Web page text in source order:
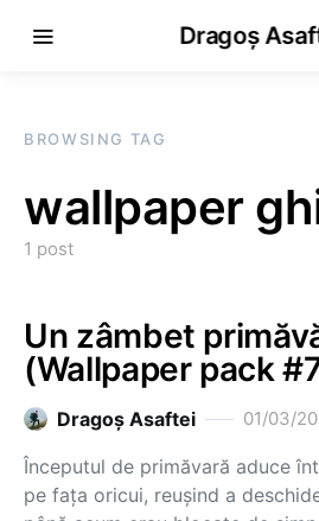
Dragoș
BROWSING TAG
wallpaper
1 post
Un zâmbet
(Wallpaper pack
Dragoş Asaftei 01/03/
Începutul de primăvară aduce
pe faţa oricui, reuşind a